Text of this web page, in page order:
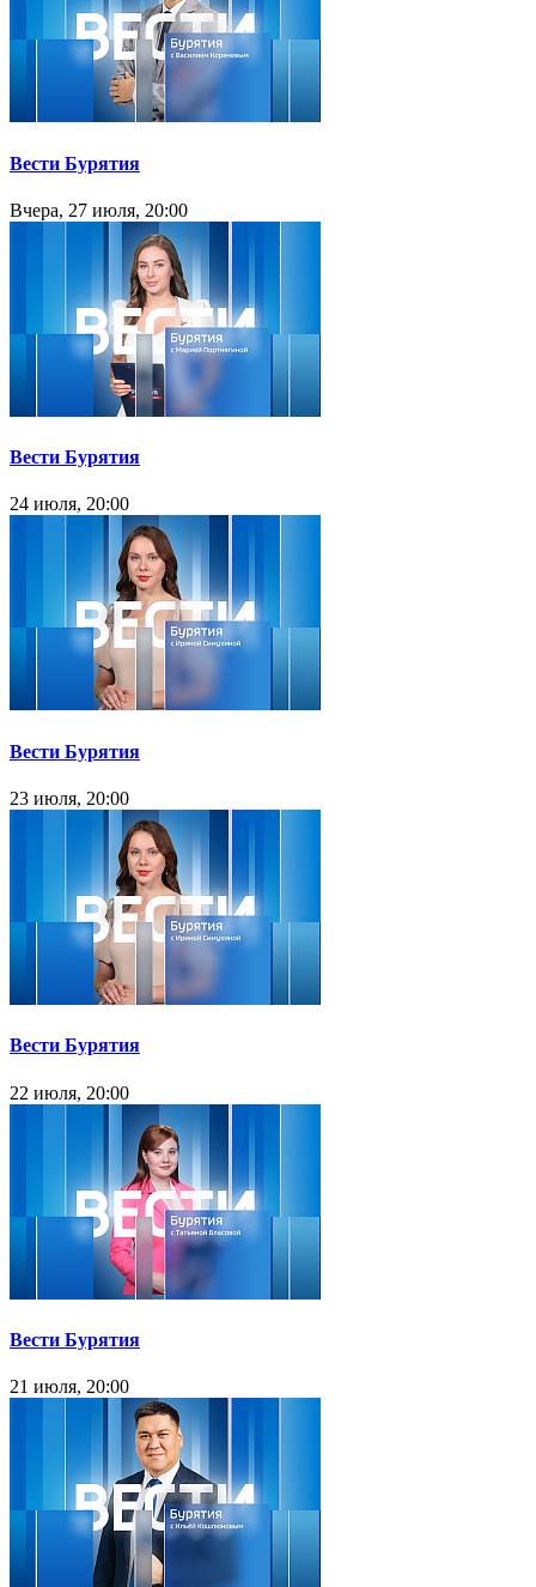
Вести Бурятия
Вчера, 27 июля, 20:00
Вести Бурятия
24 июля, 20:00
Вести Бурятия
23 июля, 20:00
Вести Бурятия
22 июля, 20:00
Вести Бурятия
21 июля, 20:00